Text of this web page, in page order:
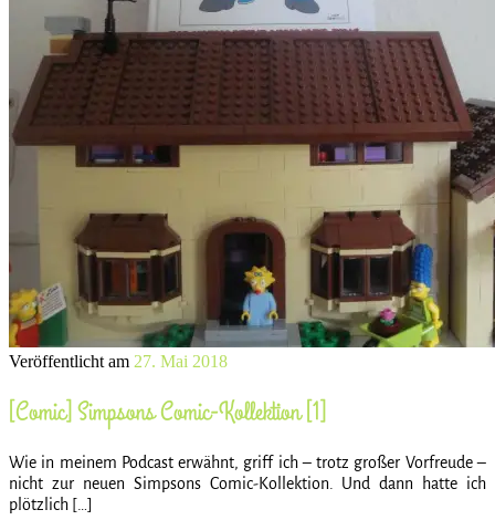
Veröffentlicht am 27. Mai 2018
[Comic] Simpsons Comic-Kollektion [1]
Wie in meinem Podcast erwähnt, griff ich – trotz großer Vorfreude –
nicht zur neuen Simpsons Comic-Kollektion. Und dann hatte ich
plötzlich […]